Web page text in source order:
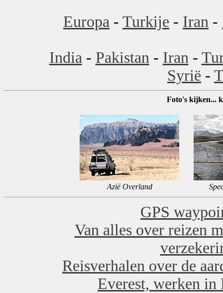
Europa - Turkije - Iran -
India- Pakistan- Iran-
Syrië -
Foto's kijken...
Azië Overland
GPS
Van alles over reizen
Reisverhalen over de
Everest, werken in